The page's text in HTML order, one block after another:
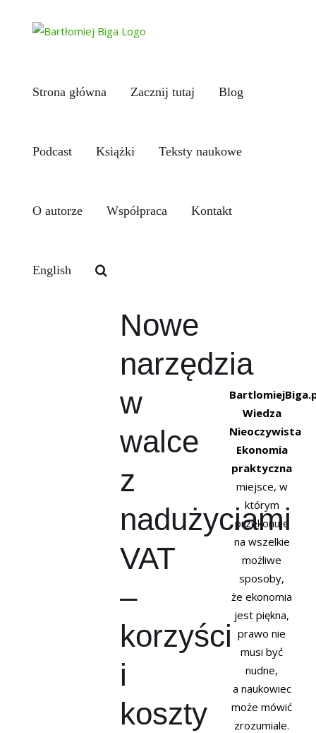
Strona główna Zacznij tutaj Blog
Podcast Książki Teksty naukowe
O autorze Współpraca Kontakt
English
Nowe
narzędzia
w
walce
z
nadużyciami
VAT
–
korzyści
i
koszty
Wiedza
Nieoczywista
Ekonomia
praktyczna
miejsce, w
którym
przekonuję
na wszelkie
możliwe
sposoby,
że ekonomia
jest piękna,
prawo nie
musi być
nudne,
a naukowiec
może mówić
zrozumiale.